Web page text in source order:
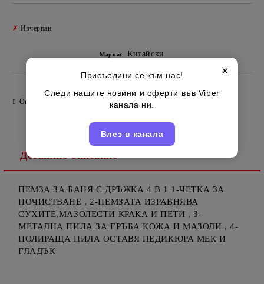
✗ Изчерпан
Марка: Китайски
Оцени продукта
Детайлно описание
ПЕМЗА ЗА БАНЯ С ДРЪЖКА 4 В 1 1-ЧЕТКА ЗА
ПОЧИСТВАНЕ , 2-ПЕМЗАТА ИЗРАВНЯВА
СУХИТЕ,МАЗОЛЕСТИ КРАКА И ПЕТИ , 3-
МЕТАЛНА ПИЛА ЗА ГРЪБА КОЖА И МАЗОЛИ , 4-
ПОЛИРАЩА ПИЛА ОСТАВЯ ПЕДИКЮРА МЕК И
ГЛАДЪК
×
Присъедини се към нас!
Следи нашите новини и оферти във Viber
канала ни.
Влез в канала